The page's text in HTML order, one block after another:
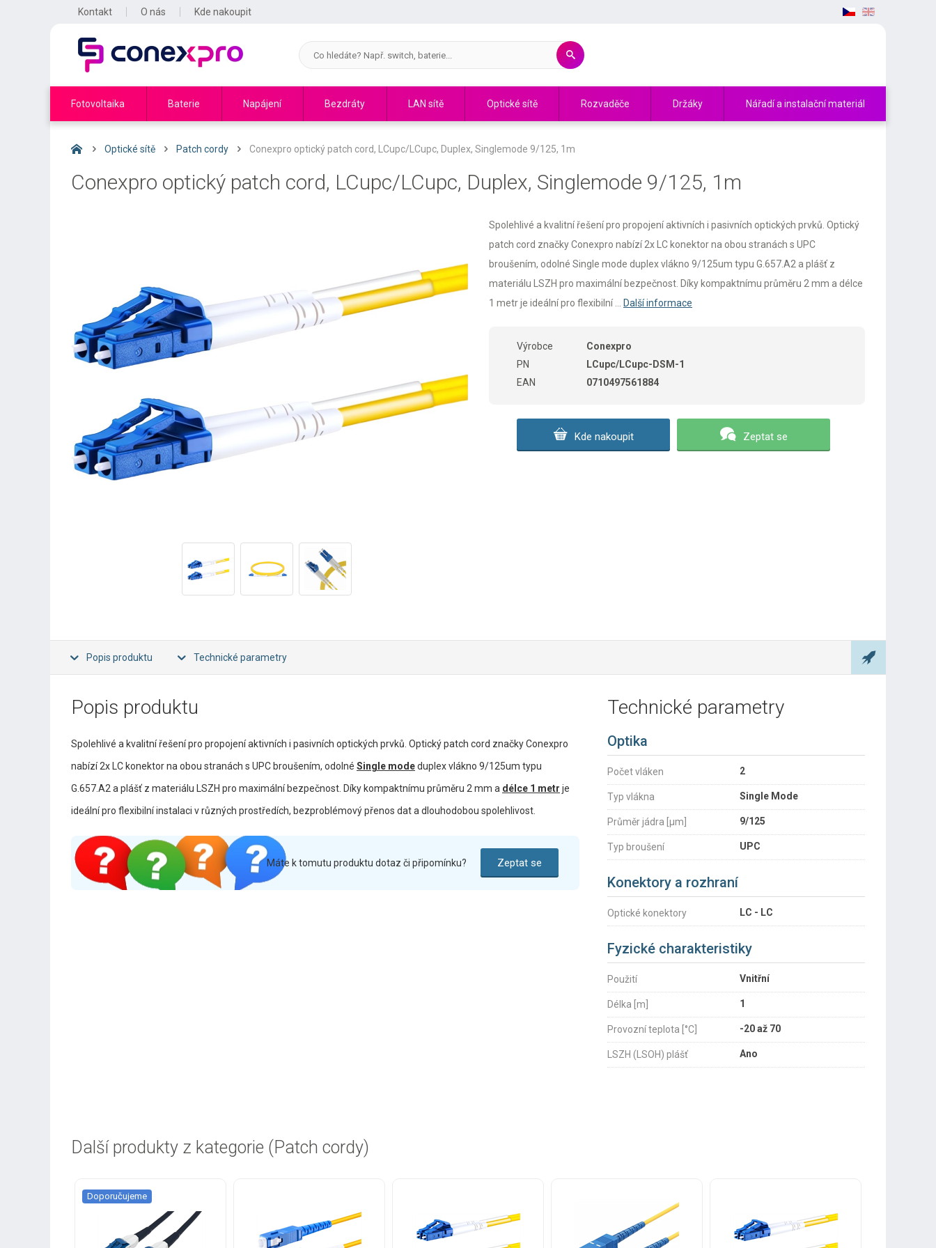
Kontakt O nás Kde nakoupit
Fotovoltaika Baterie Napájení Bezdráty LAN sítě Optické sítě Rozvaděče Držáky Nářadí a instalační materiál
Optické sítě Patch cordy Conexpro optický patch cord, LCupc/LCupc, Duplex, Singlemode 9/125, 1m
Conexpro optický patch cord, LCupc/LCupc, Duplex, Singlemode 9/125, 1m
Spolehlivé a kvalitní řešení pro propojení aktivních i pasivních optických prvků. Optický
patch cord značky Conexpro nabízí 2x LC konektor na obou stranách s UPC
broušením, odolné Single mode duplex vlákno 9/125um typu G.657.A2 a plášť z
materiálu LSZH pro maximální bezpečnost. Díky kompaktnímu průměru 2 mm a délce
1 metr je ideální pro flexibilní ...
Další informace
Výrobce
Conexpro
PN
LCupc/LCupc-DSM-1
EAN
0710497561884
Kde nakoupit Zeptat se
Popis produktu Technické parametry
Popis produktu
Spolehlivé a kvalitní řešení pro propojení aktivních i pasivních optických prvků. Optický patch cord značky Conexpro
nabízí 2x LC konektor na obou stranách s UPC broušením, odolné Single modeduplex vlákno 9/125um typu
G.657.A2 a plášť z materiálu LSZH pro maximální bezpečnost. Díky kompaktnímu průměru 2 mm a délce 1 metr je
ideální pro flexibilní instalaci v různých prostředích, bezproblémový přenos dat a dlouhodobou spolehlivost.
Máte k tomutu produktu dotaz či připomínku? Zeptat se
Technické parametry
Optika
Počet vláken 2
Typ vlákna Single Mode
Průměr jádra [µm] 9/125
Typ broušení UPC
Konektory a rozhraní
Optické konektory LC - LC
Fyzické charakteristiky
Použití Vnitřní
Délka [m] 1
Provozní teplota [°C] -20 až 70
LSZH (LSOH) plášť Ano
Další produkty z kategorie (Patch cordy)
Doporučujeme